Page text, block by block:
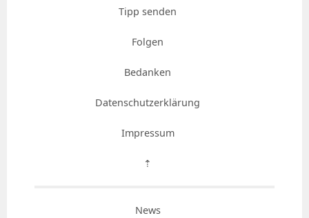
Tipp senden
Folgen
Bedanken
Datenschutzerklärung
Impressum
⇡
News